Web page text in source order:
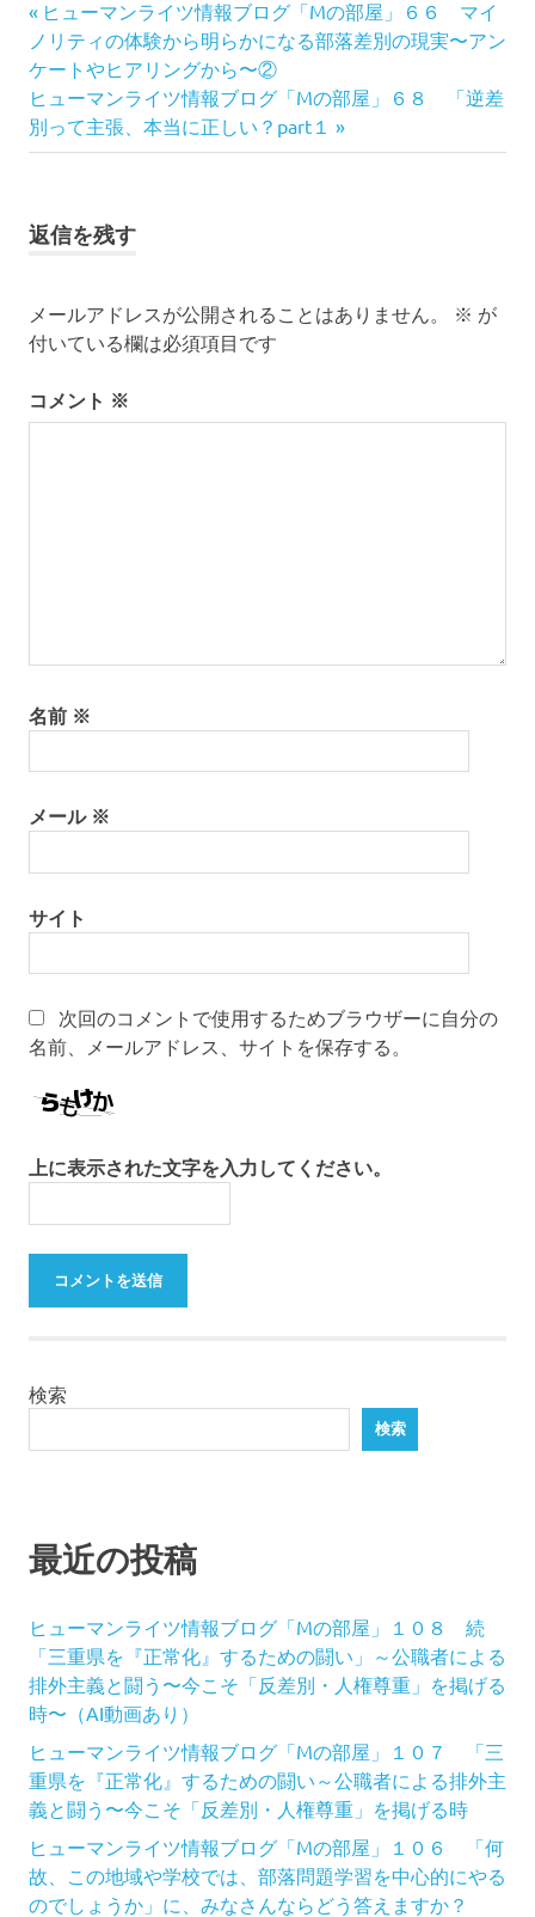
権
別
教
投
稿
ナ
ゲ
シ
ン
前
の
記
事:
ヒューマンライツ情報ブログ「Mの部屋」６６ マイ
ノリティの体験から明らかになる部落差別の現実〜アン
ケートやヒアリングから〜②
次
の
記
ヒューマンライツ情報ブログ「Mの部屋」６８ 「逆差
別って主張、本当に正しい？part１
返信を残す
メールアドレスが公開されることはありません。 ※ が
付いている欄は必須項目です
コメント ※
名前 ※
メール ※
サイト
次回のコメントで使用するためブラウザーに自分の
名前、メールアドレス、サイトを保存する。
上に表示された文字を入力してください。
検索
検索
最近の投稿
ヒューマンライツ情報ブログ「Mの部屋」１０８ 続
「三重県を『正常化』するための闘い」～公職者による
排外主義と闘う〜今こそ「反差別・人権尊重」を掲げる
時〜（AI動画あり）
ヒューマンライツ情報ブログ「Mの部屋」１０７ 「三
重県を『正常化』するための闘い～公職者による排外主
義と闘う〜今こそ「反差別・人権尊重」を掲げる時
ヒューマンライツ情報ブログ「Mの部屋」１０６ 「何
故、この地域や学校では、部落問題学習を中心的にやる
のでしょうか」に、みなさんならどう答えますか？